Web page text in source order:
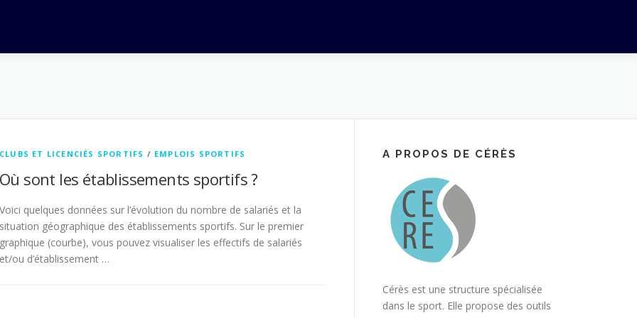
CLUBS ET LICENCIÉS SPORTIFS / EMPLOIS SPORTIFS
Où sont les établissements sportifs ?
Voici quelques données sur l’évolution du nombre de salariés et la
situation géographique des établissements sportifs. Sur le premier
graphique (courbe), vous pouvez visualiser les effectifs de salariés
et/ou d’établissement …
A PROPOS DE CÉRÈS
Cérès est une structure spécialisée
dans le sport. Elle propose des outils